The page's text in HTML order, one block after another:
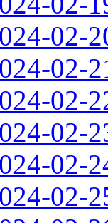
02-
02-
02-
02-
02-
02-